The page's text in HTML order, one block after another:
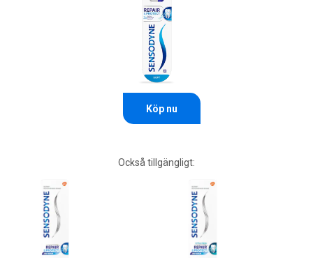
Köp nu
Också tillgängligt: